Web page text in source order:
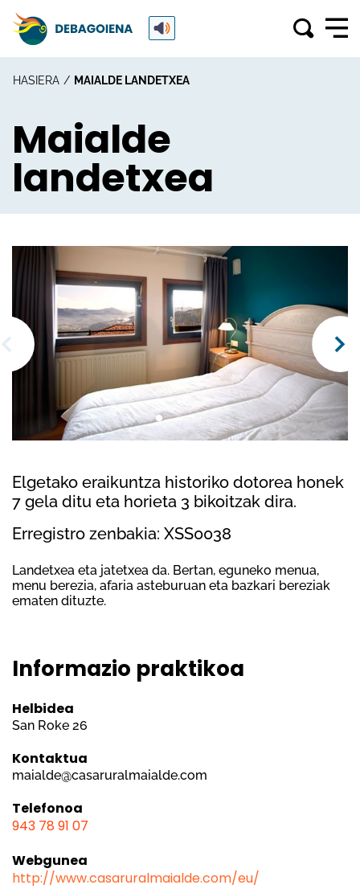
HASIERA MAIALDE LANDETXEA
Maialde
landetxea
Elgetako eraikuntza historiko dotorea honek
7 gela ditu eta horieta 3 bikoitzak dira.
Erregistro zenbakia: XSS0038
Landetxea eta jatetxea da. Bertan, eguneko menua,
menu berezia, afaria asteburuan eta bazkari bereziak
ematen dituzte.
Informazio praktikoa
Helbidea
San Roke 26
Kontaktua
maialde@casaruralmaialde.com
Telefonoa
943 78 91 07
Webgunea
http://www.casaruralmaialde.com/eu/